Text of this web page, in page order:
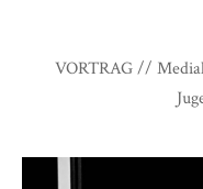
VORTRAG //